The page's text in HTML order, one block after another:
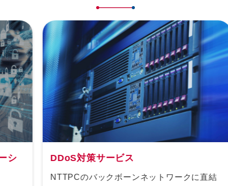
DDoS対策サービス
NTTPCのバックボーンネットワークに直結